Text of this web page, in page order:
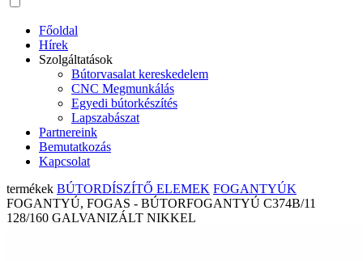
Főoldal
Hírek
Szolgáltatások
Bútorvasalat kereskedelem
CNC Megmunkálás
Egyedi bútorkészítés
Lapszabászat
Partnereink
Bemutatkozás
Kapcsolat
termékek BÚTORDÍSZÍTŐ ELEMEK FOGANTYÚK
FOGANTYÚ, FOGAS - BÚTORFOGANTYÚ C374B/11
128/160 GALVANIZÁLT NIKKEL